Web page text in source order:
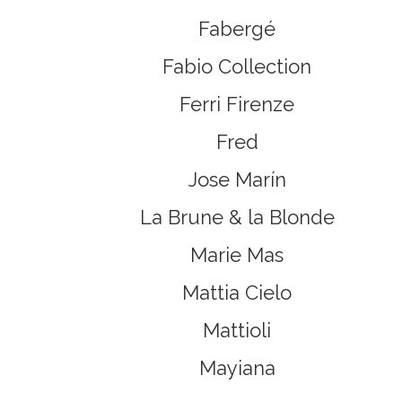
Fabergé
Fabio Collection
Ferri Firenze
Fred
Jose Marín
La Brune & la Blonde
Marie Mas
Mattia Cielo
Mattioli
Mayiana